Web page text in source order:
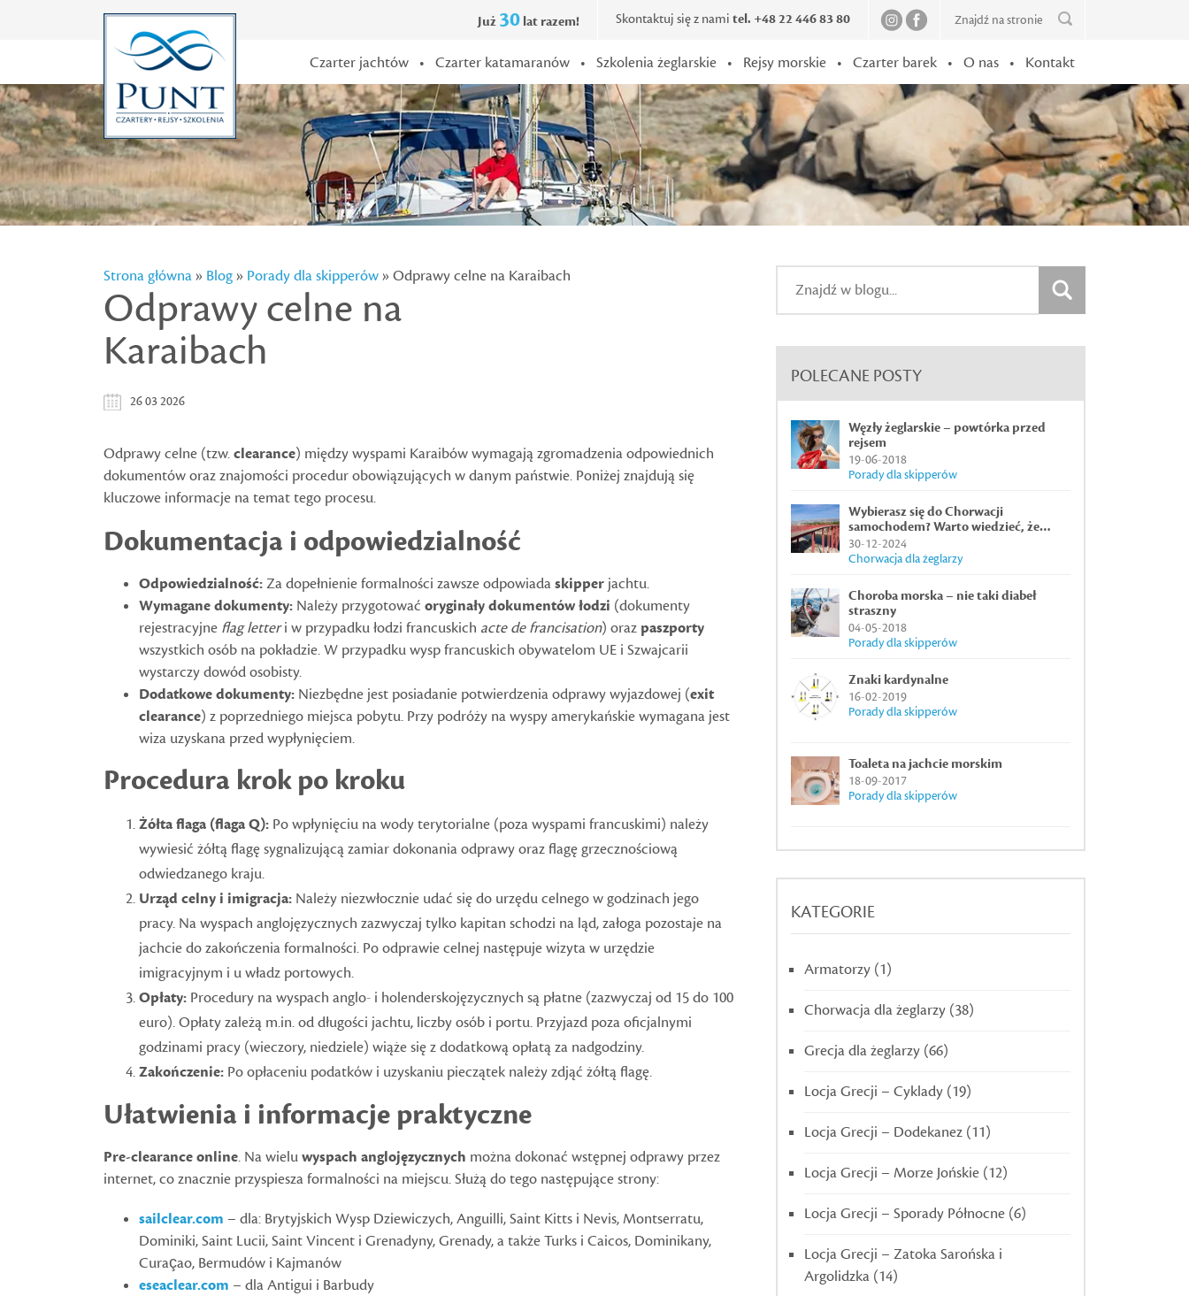
Skontaktuj się z nami tel. +48 22 446 83 80
Już 30 lat razem!
Czarter jachtów • Czarter katamaranów • Szkolenia żeglarskie • Rejsy morskie • Czarter barek • O nas • Kontakt
Strona główna» Blog» Porady dla skipperów» Odprawy celne na Karaibach
Odprawy celne na
Karaibach
26 03 2026
Odprawy celne (tzw.clearance) między wyspami Karaibów wymagają zgromadzenia odpowiednich
dokumentów oraz znajomości procedur obowiązujących w danym państwie. Poniżej znajdują się
kluczowe informacje na temat tego procesu.
Dokumentacja i odpowiedzialność
Odpowiedzialność:Za dopełnienie formalności zawsze odpowiadaskipper jachtu.
Wymagane dokumenty: Należy przygotować oryginały dokumentów łodzi (dokumenty
rejestracyjne flag letteri w przypadku łodzi francuskich acte de francisation) oraz paszporty
wszystkich osób na pokładzie. W przypadku wysp francuskich obywatelom UE i Szwajcarii
wystarczy dowód osobisty.
Dodatkowe dokumenty: Niezbędne jest posiadanie potwierdzenia odprawy wyjazdowej (exit
clearance) z poprzedniego miejsca pobytu. Przy podróży na wyspy amerykańskie wymagana jest
wiza uzyskana przed wypłynięciem.
Procedura krok po kroku
Żółta flaga (flaga Q): Po wpłynięciu na wody terytorialne (poza wyspami francuskimi) należy
wywiesić żółtą flagę sygnalizującą zamiar dokonania odprawy oraz flagę grzecznościową
odwiedzanego kraju.
Urząd celny i imigracja: Należy niezwłocznie udać się do urzędu celnego w godzinach jego
pracy. Na wyspach anglojęzycznych zazwyczaj tylko kapitan schodzi na ląd, załoga pozostaje na
jachcie do zakończenia formalności. Po odprawie celnej następuje wizyta w urzędzie
imigracyjnym i u władz portowych.
Opłaty: Procedury na wyspach anglo- i holenderskojęzycznych są płatne (zazwyczaj od 15 do 100
euro). Opłaty zależą m.in. od długości jachtu, liczby osób i portu. Przyjazd poza oficjalnymi
godzinami pracy (wieczory, niedziele) wiąże się z dodatkową opłatą za nadgodziny.
Zakończenie: Po opłaceniu podatków i uzyskaniu pieczątek należy zdjąć żółtą flagę.
Ułatwienia i informacje praktyczne
Pre-clearance online. Na wieluwyspach anglojęzycznych można dokonać wstępnej odprawy przez
internet, co znacznie przyspiesza formalności na miejscu. Służą do tego następujące strony:
sailclear.com – dla: Brytyjskich Wysp Dziewiczych, Anguilli, Saint Kitts i Nevis, Montserratu,
Dominiki, Saint Lucii, Saint Vincent i Grenadyny, Grenady, a także Turks i Caicos, Dominikany,
Curaçao, Bermudów i Kajmanów
eseaclear.com – dla Antigui i Barbudy
POLECANE POSTY
Węzły żeglarskie – powtórka przed
rejsem
19-06-2018
Porady dla skipperów
Wybierasz się do Chorwacji
samochodem? Warto wiedzieć, że…
30-12-2024
Chorwacja dla żeglarzy
Choroba morska – nie taki diabeł
straszny
04-05-2018
Porady dla skipperów
Znaki kardynalne
16-02-2019
Porady dla skipperów
Toaleta na jachcie morskim
18-09-2017
Porady dla skipperów
KATEGORIE
Armatorzy (1)
Chorwacja dla żeglarzy (38)
Grecja dla żeglarzy (66)
Locja Grecji – Cyklady (19)
Locja Grecji – Dodekanez (11)
Locja Grecji – Morze Jońskie (12)
Locja Grecji – Sporady Północne (6)
Locja Grecji – Zatoka Sarońska i
Argolidzka (14)